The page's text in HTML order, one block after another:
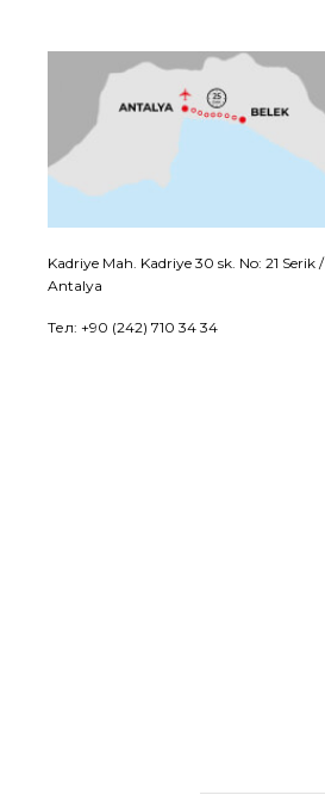
Kadriye Mah. Kadriye 30 sk. No: 21 Serik /
Antalya
Тел: +90 (242) 710 34 34